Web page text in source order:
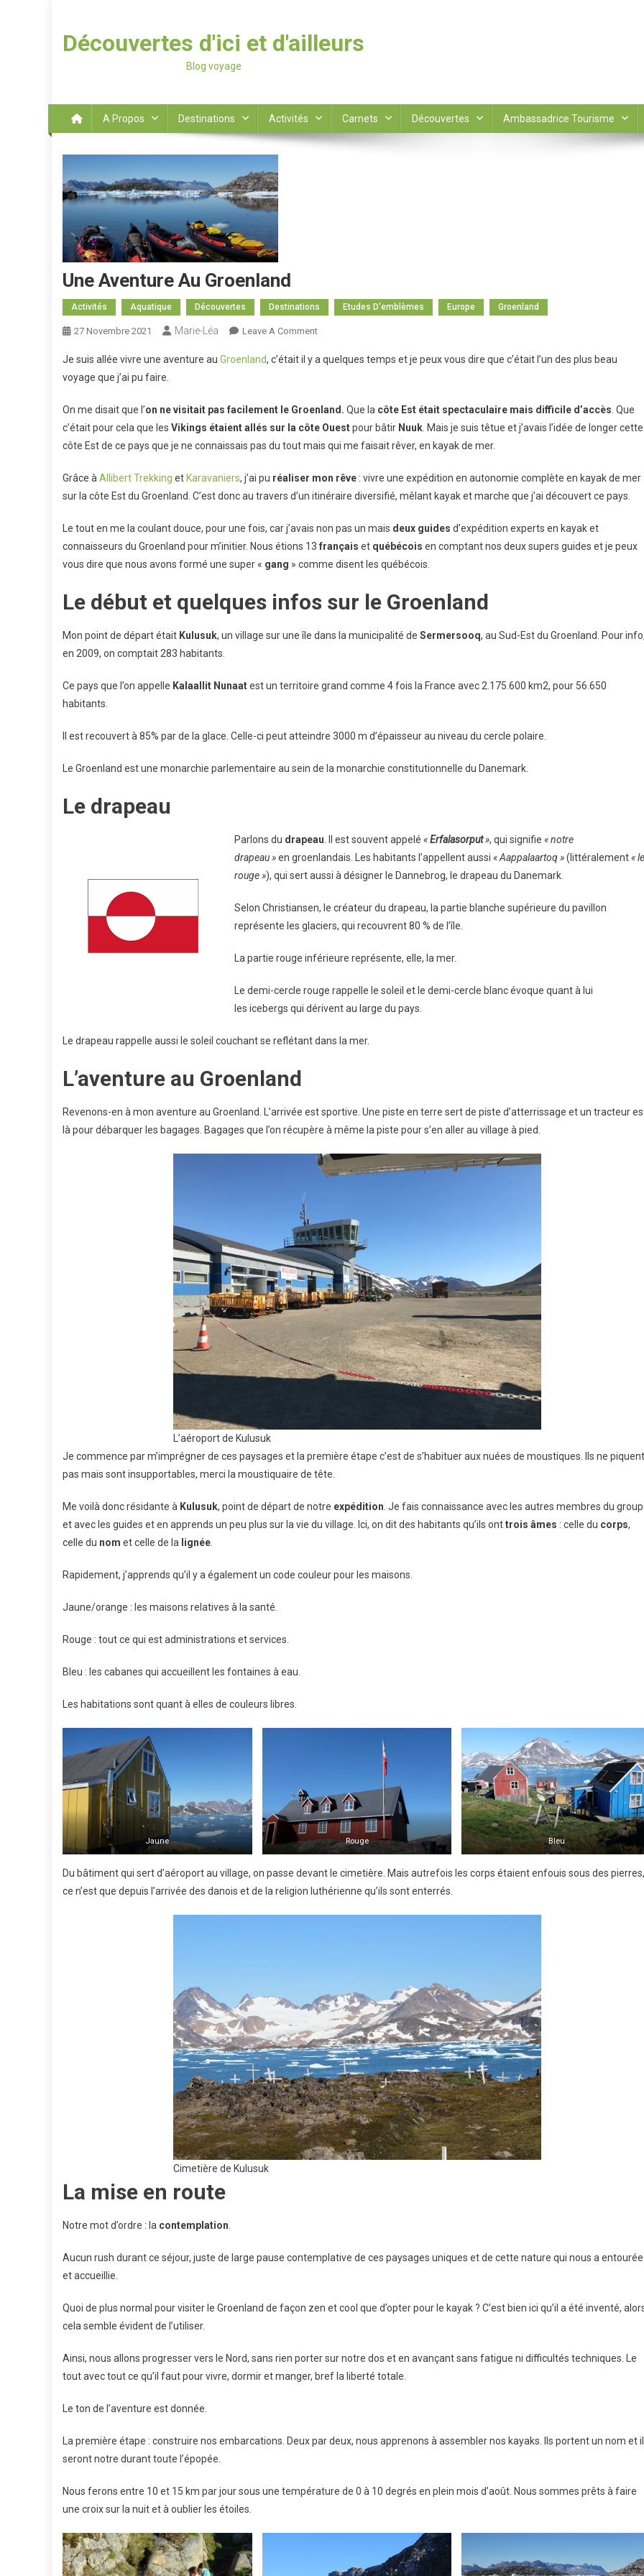
Découvertes d'ici et d'ailleurs
Blog voyage
A Propos Destinations Activités Carnets Découvertes Ambassadrice Tourisme
Une Aventure Au Groenland
Activités Aquatique Découvertes Destinations Etudes D'emblèmes Europe Groenland
27 Novembre 2021 Marie-Léa Leave A CommentOn
Aventure
Je suis allée vivre une aventure au Groenland, c’était il y a quelques temps et je peux vous dire que c’était l’un des plus beau
voyage que j’ai pu faire.
On me disait que l’on ne visitait pas facilement le Groenland. Que la côte Est était spectaculaire mais difficile d’accès . Que
c’était pour cela que les Vikings étaient allés sur la côte Ouestpour bâtir Nuuk . Mais je suis têtue et j’avais l’idée de longer cette
côte Est de ce pays que je ne connaissais pas du tout mais qui me faisait rêver, en kayak de mer.
Grâce à Allibert Trekking et Karavaniers, j’ai pu réaliser mon rêve : vivre une expédition en autonomie complète en kayak de mer
sur la côte Est du Groenland. C’est donc au travers d’un itinéraire diversifié, mêlant kayak et marche que j’ai découvert ce pays.
Le tout en me la coulant douce, pour une fois, car j’avais non pas un mais deux guides d’expédition experts en kayak et
connaisseurs du Groenland pour m’initier. Nous étions 13 français et québécois en comptant nos deux supers guides et je peux
vous dire que nous avons formé une super « gang » comme disent les québécois.
Le début et quelques infos sur le Groenland
Mon point de départ était Kulusuk, un village sur une île dans la municipalité de Sermersooq, au Sud-Est du Groenland. Pour
en 2009, on comptait 283 habitants.
Ce pays que l’on appelle Kalaallit Nunaatest un territoire grand comme 4 fois la France avec 2.175.600 km2, pour 56.650
habitants.
Il est recouvert à 85% par de la glace. Celle-ci peut atteindre 3000 m d’épaisseur au niveau du cercle polaire.
Le Groenland est une monarchie parlementaire au sein de la monarchie constitutionnelle du Danemark.
Le drapeau
Parlons du drapeau . Il est souvent appelé «Erfalasorput», qui signifie « notre
drapeau »en groenlandais. Les habitants l’appellent aussi « Aappalaartoq »(littéralement« le
rouge »), qui sert aussi à désigner le Dannebrog, le drapeau du Danemark.
Selon Christiansen, le créateur du drapeau, la partie blanche supérieure du pavillon
représente les glaciers, qui recouvrent 80 % de l’île.
La partie rouge inférieure représente, elle, la mer.
Le demi-cercle rouge rappelle le soleil et le demi-cercle blanc évoque quant à lui
les icebergs qui dérivent au large du pays.
Le drapeau rappelle aussi le soleil couchant se reflétant dans la mer.
L’aventure au Groenland
Revenons-en à mon aventure au Groenland. L’arrivée est sportive. Une piste en terre sert de piste d’atterrissage et un tracteur
là pour débarquer les bagages. Bagages que l’on récupère à même la piste pour s’en aller au village à pied.
L’aéroport de Kulusuk
Je commence par m’imprégner de ces paysages et la première étape c’est de s’habituer aux nuées de moustiques. Ils ne piquent
pas mais sont insupportables, merci la moustiquaire de tête.
Me voilà donc résidante à Kulusuk, point de départ de notre expédition . Je fais connaissance avec les autres membres du
et avec les guides et en apprends un peu plus sur la vie du village. Ici, on dit des habitants qu’ils onttrois âmes : celle du corps,
celle du nom et celle de la lignée
Rapidement, j’apprends qu’il y a également un code couleur pour les maisons.
Jaune/orange : les maisons relatives à la santé.
Rouge : tout ce qui est administrations et services.
Bleu : les cabanes qui accueillent les fontaines à eau.
Les habitations sont quant à elles de couleurs libres.
Jaune Rouge Bleu
Du bâtiment qui sert d’aéroport au village, on passe devant le cimetière. Mais autrefois les corps étaient enfouis sous des pierres,
ce n’est que depuis l’arrivée des danois et de la religion luthérienne qu’ils sont enterrés.
Cimetière de Kulusuk
La mise en route
Notre mot d’ordre : la contemplation
Aucun rush durant ce séjour, juste de large pause contemplative de ces paysages uniques et de cette nature qui nous a entourée
et accueillie.
Quoi de plus normal pour visiter le Groenland de façon zen et cool que d’opter pour le kayak ? C’est bien ici qu’il a été inventé,
cela semble évident de l’utiliser.
Ainsi, nous allons progresser vers le Nord, sans rien porter sur notre dos et en avançant sans fatigue ni difficultés techniques. Le
tout avec tout ce qu’il faut pour vivre, dormir et manger, bref la liberté totale.
Le ton de l’aventure est donnée.
La première étape : construire nos embarcations. Deux par deux, nous apprenons à assembler nos kayaks. Ils portent un nom et
seront notre durant toute l’épopée.
Nous ferons entre 10 et 15 km par jour sous une température de 0 à 10 degrés en plein mois d’août. Nous sommes prêts à faire
une croix sur la nuit et à oublier les étoiles.